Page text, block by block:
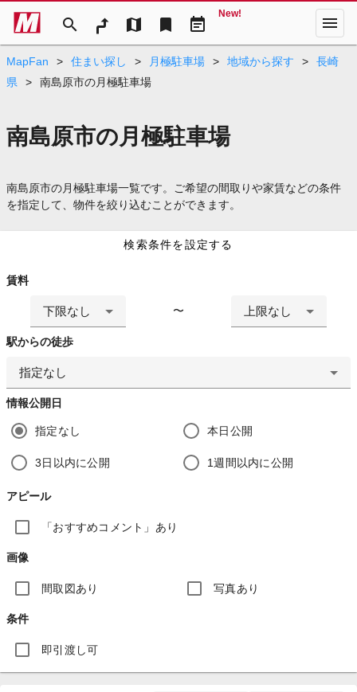
search map bookmark event_note
New! menu
MapFan > 住まい探し > 月極駐車場 > 地域から探す >
長崎
県
> 南島原市の月極駐車場
南島原市の月極駐車場
南島原市の月極駐車場一覧です。ご希望の間取りや家賃などの条件
を指定して、物件を絞り込むことができます。
検索条件を設定する
賃料
下限なし 〜 上限なし
駅からの徒歩
指定なし
情報公開日
指定なし 本日公開
3日以内に公開 1週間以内に公開
アピール
「おすすめコメント」あり
画像
間取図あり 写真あり
条件
即引渡し可